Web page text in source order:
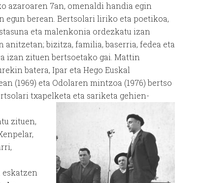
azaroaren 7an, omenaldi handia egin
egun berean. Bertsolari liriko eta poetikoa,
eta malenkonia ordezkatu izan
anitzetan; bizitza, familia, baserria, fedea eta
izan zituen bertsoetako gai. Mattin
batera, Ipar eta Hego Euskal
(1969) eta Odolaren mintzoa (1976) bertso
txapelketa eta sariketa gehien-
zituen,
eskatzen